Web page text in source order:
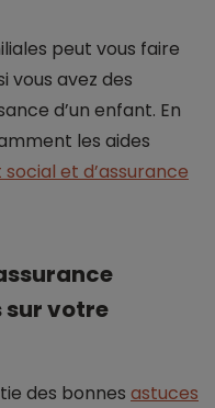
peut vous faire
vous avez des
d’un enfant. En
les aides
et d’assurance
sur votre
des bonnes astuces